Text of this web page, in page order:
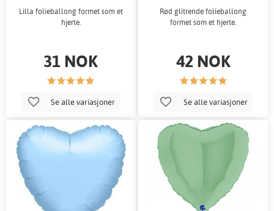
Lilla folieballong formet som et
hjerte.
31 NOK
Se alle variasjoner
Rød glitrende folieballong
formet som et hjerte.
42 NOK
Se alle variasjoner